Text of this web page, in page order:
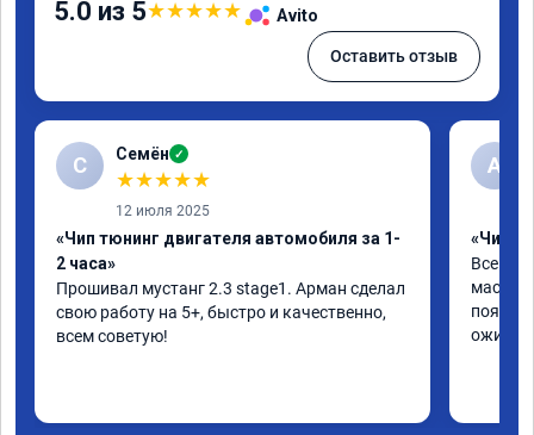
5.0 из 5★★★★★ Avito
Оставить отзыв
С Семён ✓
★★★★★
12 июля 2025
«Чип тюнинг двигателя автомобиля за 1-
2 часа»
Прошивал мустанг 2.3 stage1. Арман сделал
свою работу на 5+, быстро и качественно,
всем советую!
А
«Чип
Все
мастер
ожил.